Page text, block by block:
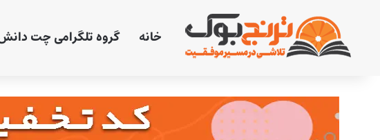
خانه گروه تلگرامی چت